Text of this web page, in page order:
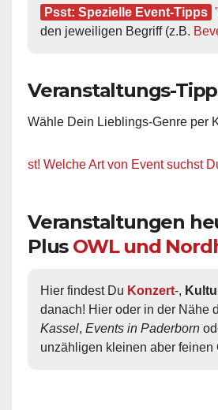
Psst: Spezielle Event-Tipps
den jeweiligen Begriff (z.B.
Veranstaltungs-
Wähle Dein Lieblings-Genre per
Art von Event suchst Du heute?
Veranstaltungen
Plus OWL und
Hier findest Du Konzert-,
danach! Hier oder in der Nähe
Kassel, Events in Paderborn
unzähligen kleinen aber feinen